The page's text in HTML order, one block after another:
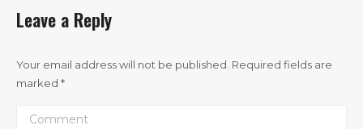
Leave a Reply
Your email address will not be published. Required fields are
marked *
Comment